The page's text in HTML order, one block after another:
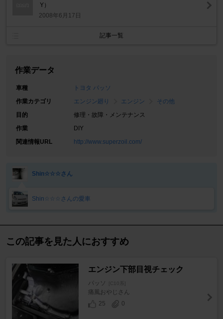
Y）
2008年6月17日
記事一覧
作業データ
車種
トヨタ パッソ
作業カテゴリ
エンジン廻り エンジン
その他
目的
修理・故障・メンテナンス
作業
DIY
関連情報URL
http://www.superzoil.com/
Shin☆☆☆さん
Shin☆☆☆さんの愛車
この記事を見た人におすすめ
エンジン下部目視チェック
パッソ [C10系]
痛風おやじさん
25
0